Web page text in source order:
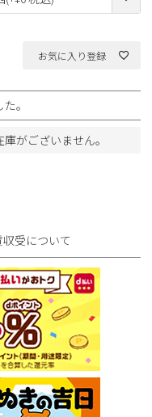
お気に入り登録
。
がございません。
受について